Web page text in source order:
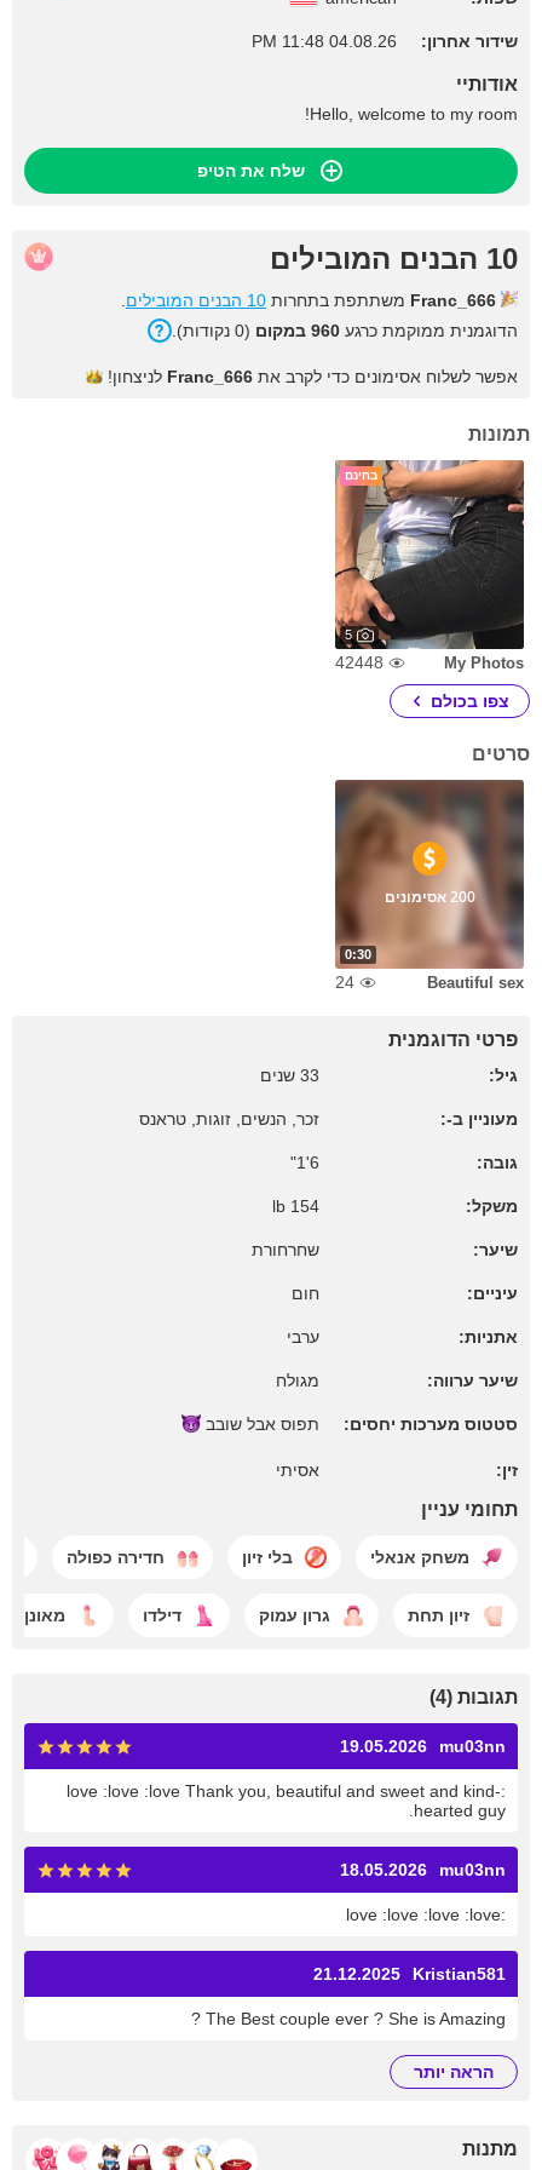
שידור אחרון: 04.08.26 11:48 PM
אודותיי
Hello, welcome to my room!
שלח את הטיפ
10 הבנים המובילים
Franc_666 משתתפת בתחרות 10 הבנים המובילים
הדוגמנית ממוקמת כרגע 960 במקום (0 נקודות).
אפשר לשלוח אסימונים כדי לקרב את Franc_666 לניצחון!
תמונות
בחינם
5
My Photos
42448
צפו בכולם
סרטים
0:30
200 אסימונים
Beautiful sex
24
פרטי הדוגמנית
גיל: 33 שנים
מעוניין ב-: זכר, הנשים, זוגות, טראנס
גובה: 6'1"
משקל: 154 lb
שיער: שחרחורת
עיניים: חום
אתניות: ערבי
שיער ערווה: מגולח
סטטוס מערכות יחסים: תפוס אבל שובב
זין: אסיתי
תחומי עניין
משחק אנאלי בלי זיון חדירה כפולה
זיון תחת גרון עמוק דילדו מאונן
תגובות (4)
mu03nn
19.05.2026
:love :love :love Thank you, beautiful and sweet and kind-
hearted guy.
mu03nn
18.05.2026
:love :love :love :love
Kristian581
21.12.2025
The Best couple ever ? She is Amazing ?
הראה יותר
מתנות